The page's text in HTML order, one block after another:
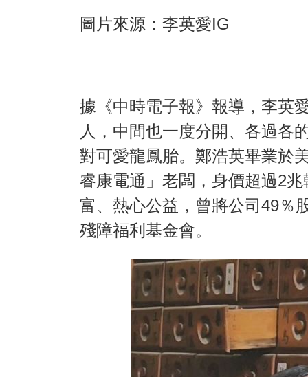
圖片來源：李英愛IG
據《中時電子報》報導，李英
人，中間也一度分開、各過各
對可愛龍鳳胎。鄭浩英畢業於
睿康電通」老闆，身價超過2
富、熱心公益，曾將公司49％
殘障福利基金會。